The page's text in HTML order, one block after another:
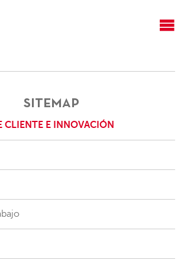
SITEMAP
CLIENTE E INNOVACIÓN